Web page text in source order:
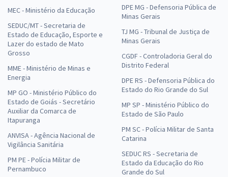
MEC - Ministério da Educação
SEDUC/MT - Secretaria de
Estado de Educação, Esporte e
Lazer do estado de Mato
Grosso
MME - Ministério de Minas e
Energia
MP GO - Ministério Público do
Estado de Goiás - Secretário
Auxiliar da Comarca de
Itapuranga
ANVISA - Agência Nacional de
Vigilância Sanitária
PM PE - Polícia Militar de
Pernambuco
DPE MG - Defensoria Pública de
Minas Gerais
TJ MG - Tribunal de Justiça de
Minas Gerais
CGDF - Controladoria Geral do
Distrito Federal
DPE RS - Defensoria Pública do
Estado do Rio Grande do Sul
MP SP - Ministério Público do
Estado de São Paulo
PM SC - Polícia Militar de Santa
Catarina
SEDUC RS - Secretaria de
Estado da Educação do Rio
Grande do Sul